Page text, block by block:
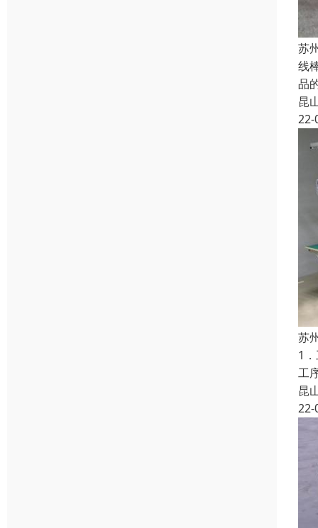
苏
线
品
昆
22-
苏
1
工
昆
22-